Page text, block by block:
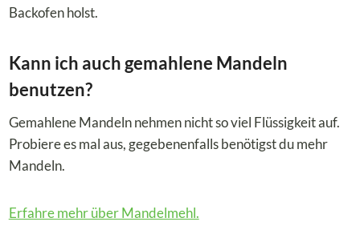
Backofen holst.
Kann ich auch gemahlene Mandeln
benutzen?
Gemahlene Mandeln nehmen nicht so viel Flüssigkeit auf.
Probiere es mal aus, gegebenenfalls benötigst du mehr
Mandeln.
Erfahre mehr über Mandelmehl.